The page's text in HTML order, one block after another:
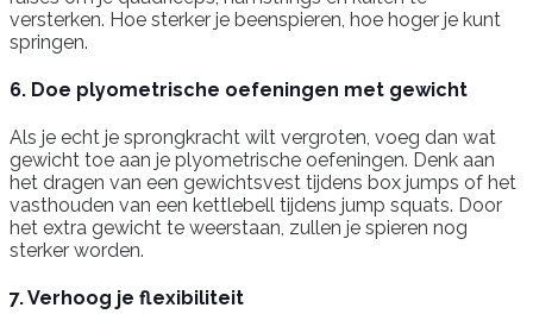
versterken. Hoe sterker je beenspieren, hoe hoger je kunt
springen.
6. Doe plyometrische oefeningen met gewicht
Als je echt je sprongkracht wilt vergroten, voeg dan wat
gewicht toe aan je plyometrische oefeningen. Denk aan
het dragen van een gewichtsvest tijdens box jumps of het
vasthouden van een kettlebell tijdens jump squats. Door
het extra gewicht te weerstaan, zullen je spieren nog
sterker worden.
7. Verhoog je flexibiliteit